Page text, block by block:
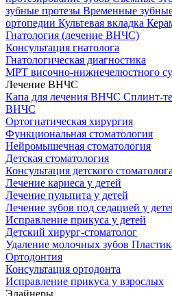
зубные протезы Временные
ортопедии Культевая вкладка
Гнатология (лечение ВНЧС)
Консультация гнатолога
Гнатологическая диагностика
МРТ височно-нижнечелюстного
Лечение ВНЧС
Капа для лечения ВНЧС Сплинт-
ВНЧС
Ортогнатическая хирургия
Функциональная стоматология
Нейромышечная стоматология
Детская стоматология
Консультация детского стоматолога
Лечение кариеса у детей
Лечение пульпита у детей
Лечение зубов под седацией у
Исправление прикуса у детей
Детский хирург-стоматолог
Удаление молочных зубов
Ортодонтия
Консультация ортодонта
Исправление прикуса у взрослых
Элайнеры